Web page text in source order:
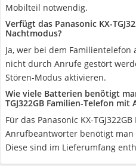
Mobilteil notwendig.
Verfügt das Panasonic KX-
Nachtmodus?
Ja, wer bei dem Familientelefon
nicht durch Anrufe gestört
Stören-Modus aktivieren.
Wie viele Batterien benötigt
TGJ322GB Familien-Telefon
Für das Panasonic KX-
Anrufbeantworter benötigt man
Diese sind im Lieferumfang